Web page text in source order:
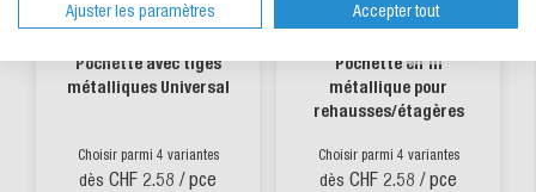
Pochette avec tiges
métalliques Universal
Choisir parmi 4 variantes
dès CHF 2.58 / pce
Pochette en fil
métallique pour
rehausses/étagères
Choisir parmi 4 variantes
dès CHF 2.58 / pce
Ajuster les paramètres Accepter tout